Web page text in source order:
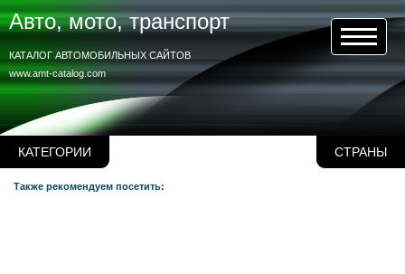
КАТЕГОРИИ СТРАНЫ
Авто, мото, транспорт
www.amt-catalog.com
КАТАЛОГ АВТОМОБИЛЬНЫХ САЙТОВ
Также рекомендуем посетить: